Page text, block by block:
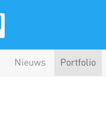
Nieuws Portfolio